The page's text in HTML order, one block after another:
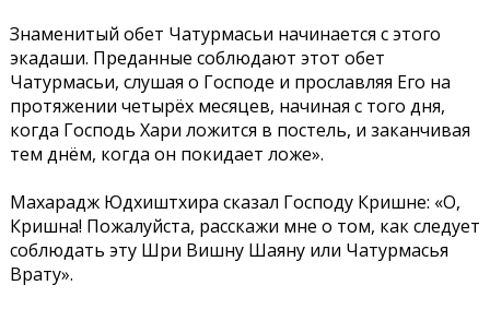
Знаменитый обет Чатурмасьи начинается с этого
экадаши. Преданные соблюдают этот обет
Чатурмасьи, слушая о Господе и прославляя Его на
протяжении четырёх месяцев, начиная с того дня,
когда Господь Хари ложится в постель, и заканчивая
тем днём, когда он покидает ложе».
Махарадж Юдхиштхира сказал Господу Кришне: «О,
Кришна! Пожалуйста, расскажи мне о том, как следует
соблюдать эту Шри Вишну Шаяну или Чатурмасья
Врату».